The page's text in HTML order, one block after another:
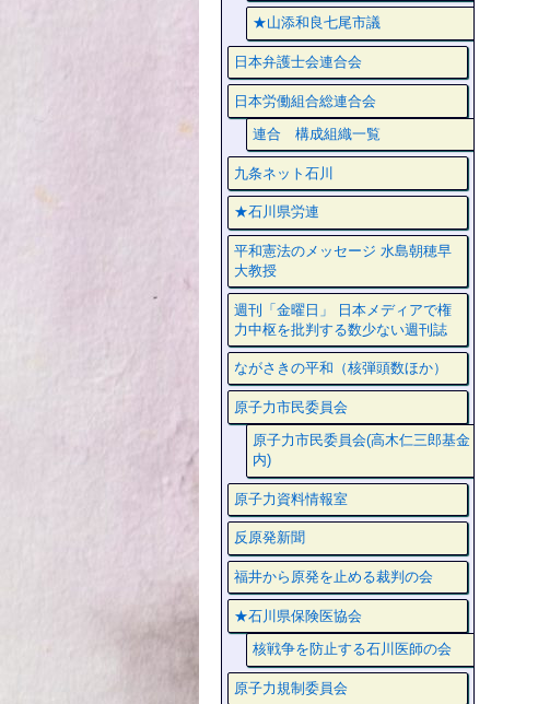
★山添和良七尾市議
日本弁護士会連合会
日本労働組合総連合会
連合 構成組織一覧
九条ネット石川
★石川県労連
平和憲法のメッセージ 水島朝穂早
大教授
週刊「金曜日」 日本メディアで権
力中枢を批判する数少ない週刊誌
ながさきの平和（核弾頭数ほか）
原子力市民委員会
原子力市民委員会(高木仁三郎基金
内)
原子力資料情報室
反原発新聞
福井から原発を止める裁判の会
★石川県保険医協会
核戦争を防止する石川医師の会
原子力規制委員会